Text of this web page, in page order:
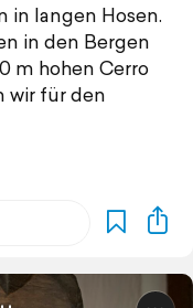
in langen Hosen.
in den Bergen
m hohen Cerro
wir für den